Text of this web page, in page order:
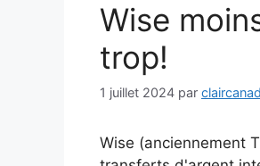
Wise
trop!
1 juillet 2024 par
Wise (anciennement